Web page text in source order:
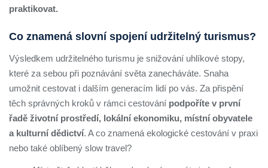
praktikovat.
Co znamená slovní spojení udržitelný turismus?
Výsledkem udržitelného turismu je snižování uhlíkové stopy,
které za sebou při poznávání světa zanecháváte. Snaha
umožnit cestovat i dalším generacím lidí po vás. Za přispění
těch správných kroků v rámci cestování podpoříte v první
řadě životní prostředí, lokální ekonomiku, místní obyvatele
a kulturní dědictví. A co znamená ekologické cestování v praxi
nebo také oblíbený slow travel?